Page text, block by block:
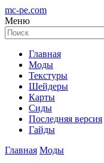
mc-pe.com
Меню
Главная
Моды
Текстуры
Шейдеры
Карты
Сиды
Последняя версия
Гайды
Главная Моды